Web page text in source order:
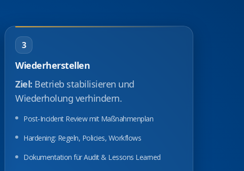
3
Wiederherstellen
Ziel: Betrieb stabilisieren und
Wiederholung verhindern.
Post‑Incident Review mit Maßnahmenplan
Hardening: Regeln, Policies, Workflows
Dokumentation für Audit & Lessons Learned